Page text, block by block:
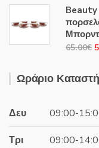
Beauty
65.00€
Ωράριο
Δευ 09:00-
Τρι 09:00-